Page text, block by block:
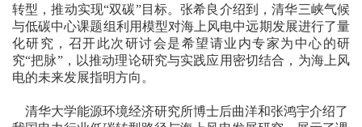
转型，推动实现“双碳”目标。张希良介绍到，清华三峡气候
与低碳中心课题组利用模型对海上风电中远期发展进行了量
化研究，召开此次研讨会是希望请业内专家为中心的研
究“把脉”，以推动理论研究与实践应用密切结合，为海上风
电的未来发展指明方向。
清华大学能源环境经济研究所博士后曲洋和张鸿宇介绍了